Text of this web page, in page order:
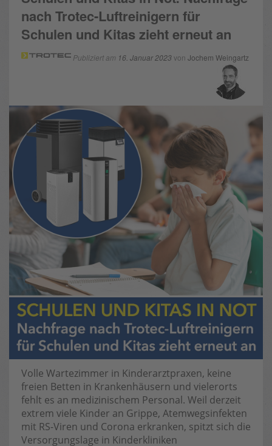
nach Trotec-Luftreinigern für
Schulen und Kitas zieht erneut an
Publiziert am 16. Januar 2023von Jochem Weingartz
Volle Wartezimmer in Kinderarztpraxen, keine
freien Betten in Krankenhäusern und vielerorts
fehlt es an medizinischem Personal. Weil derzeit
extrem viele Kinder an Grippe, Atemwegsinfekten
mit RS-Viren und Corona erkranken, spitzt sich die
Versorgungslage in Kinderkliniken